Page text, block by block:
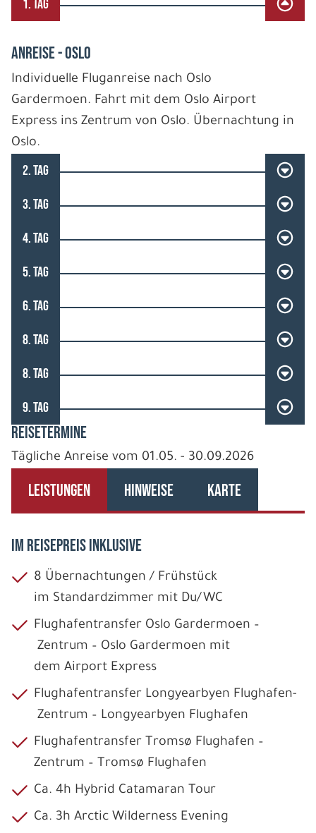
1. TAG
ANREISE - OSLO
Individuelle Fluganreise nach Oslo
Gardermoen. Fahrt mit dem Oslo Airport
Express ins Zentrum von Oslo. Übernachtung in
Oslo.
2. TAG
3. TAG
4. TAG
5. TAG
6. TAG
8. TAG
8. TAG
9. TAG
REISETERMINE
Tägliche Anreise vom 01.05. - 30.09.2026
LEISTUNGEN HINWEISE KARTE
IM REISEPREIS INKLUSIVE
8 Übernachtungen / Frühstück
im Standardzimmer mit Du/WC
Flughafentransfer Oslo Gardermoen –
Zentrum – Oslo Gardermoen mit
dem Airport Express
Flughafentransfer Longyearbyen Flughafen-
Zentrum – Longyearbyen Flughafen
Flughafentransfer Tromsø Flughafen –
Zentrum – Tromsø Flughafen
Ca. 4h Hybrid Catamaran Tour
Ca. 3h Arctic Wilderness Evening